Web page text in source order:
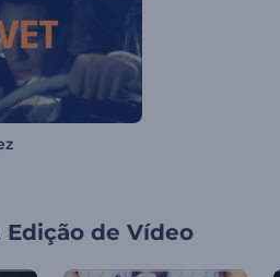
Edição de Vídeo